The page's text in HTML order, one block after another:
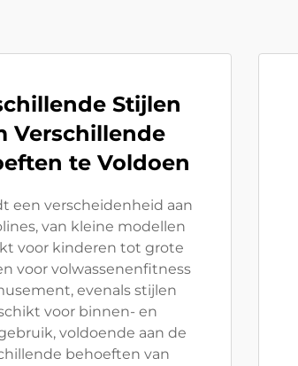
Stijlen
Verschillende
te Voldoen
een verscheidenheid aan
van kleine modellen
voor kinderen tot grote
voor volwassenenfitness
evenals stijlen
voor binnen- en
voldoende aan de
behoeften van